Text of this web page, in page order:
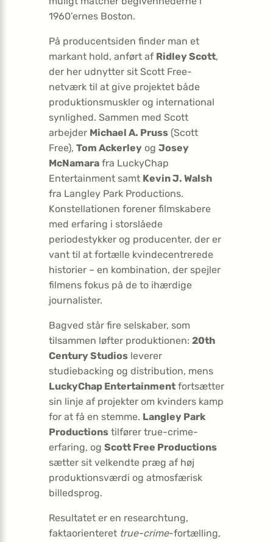
1960’ernes Boston.
På producentsiden finder man et
markant hold, anført af Ridley Scott,
der her udnytter sit Scott Free-
netværk til at give projektet både
produktionsmuskler og international
synlighed. Sammen med Scott
arbejder Michael A. Pruss (Scott
Free), Tom Ackerley og Josey
McNamara fra LuckyChap
Entertainment samt Kevin J. Walsh
fra Langley Park Productions.
Konstellationen forener filmskabere
med erfaring i storslåede
periodestykker og producenter, der er
vant til at fortælle kvindecentrerede
historier – en kombination, der spejler
filmens fokus på de to ihærdige
journalister.
Bagved står fire selskaber, som
tilsammen løfter produktionen: 20th
Century Studios leverer
studiebacking og distribution, mens
LuckyChap Entertainment fortsætter
sin linje af projekter om kvinders kamp
for at få en stemme. Langley Park
Productions tilfører true-crime-
erfaring, og Scott Free Productions
sætter sit velkendte præg af høj
produktionsværdi og atmosfærisk
billedsprog.
Resultatet er en researchtung,
faktaorienteret true-crime-fortælling,